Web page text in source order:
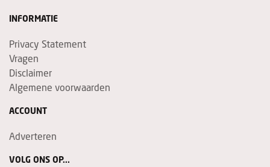
INFORMATIE
Privacy Statement
Vragen
Disclaimer
Algemene voorwaarden
ACCOUNT
Adverteren
VOLG ONS OP...